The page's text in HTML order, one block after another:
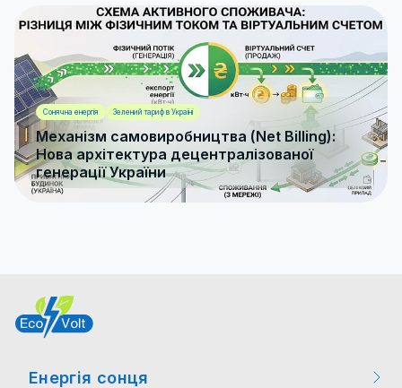
Сонячна енергія Зелений тариф в Україні
Механізм самовиробництва (Net Billing):
Нова архітектура децентралізованої
генерації України
Енергія сонця